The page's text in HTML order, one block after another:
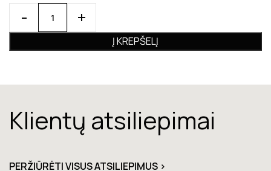
Į KREPŠELĮ
Klientų atsiliepimai
PERŽIŪRĖTI VISUS ATSILIEPIMUS >